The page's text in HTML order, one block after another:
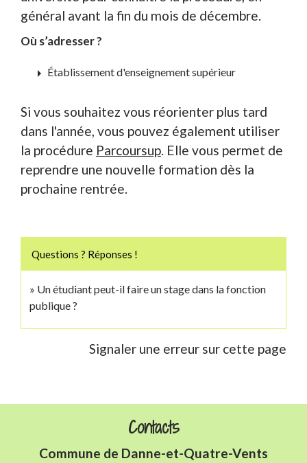
général avant la fin du mois de décembre.
Où s’adresser ?
arrow_right Établissement d'enseignement supérieur
Si vous souhaitez vous réorienter plus tard
dans l'année, vous pouvez également utiliser
la procédure Parcoursup. Elle vous permet de
reprendre une nouvelle formation dès la
prochaine rentrée.
Questions ? Réponses !
Un étudiant peut-il faire un stage dans la fonction
publique ?
Signaler une erreur sur cette page
Contacts
Commune de Danne-et-Quatre-Vents